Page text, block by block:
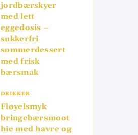
jordbærskyer
med lett
eggedosis –
sukkerfri
sommerdessert
med frisk
bærsmak
DRIKKER
Fløyelsmyk
bringebærsmoot
hie med havre og